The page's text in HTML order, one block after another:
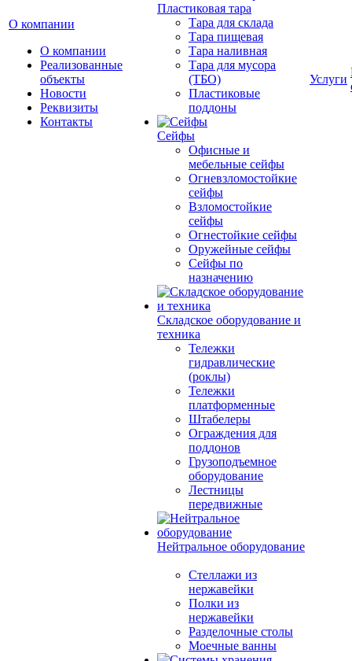
О компании
О компании
Реализованные
объекты
Новости
Реквизиты
Контакты
Пластиковая тара
Тара для склада
Тара пищевая
Тара наливная
Тара для мусора
(ТБО)
Пластиковые
поддоны
Сейфы
Офисные и
мебельные сейфы
Огневзломостойкие
сейфы
Взломостойкие
сейфы
Огнестойкие сейфы
Оружейные сейфы
Сейфы по
назначению
Складское оборудование и
техника
Тележки
гидравлические
(роклы)
Тележки
платформенные
Штабелеры
Ограждения для
поддонов
Грузоподъемное
оборудование
Лестницы
передвижные
Нейтральное оборудование
Стеллажи из
нержавейки
Полки из
нержавейки
Разделочные столы
Моечные ванны
Услуги